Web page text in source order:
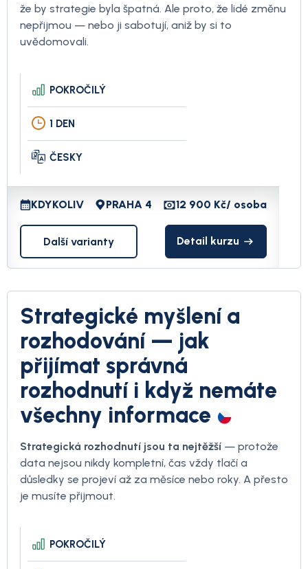
že by strategie byla špatná. Ale proto, že lidé změnu
nepřijmou — nebo ji sabotují, aniž by si to
uvědomovali.
POKROČILÝ
1 DEN
ČESKY
KDYKOLIV PRAHA 4 12 900 Kč/ osoba
Další varianty Detail kurzu
Strategické myšlení a
rozhodování — jak
přijímat správná
rozhodnutí i když nemáte
všechny informace
Strategická rozhodnutí jsou ta nejtěžší — protože
data nejsou nikdy kompletní, čas vždy tlačí a
důsledky se projeví až za měsíce nebo roky. A přesto
je musíte přijmout.
POKROČILÝ